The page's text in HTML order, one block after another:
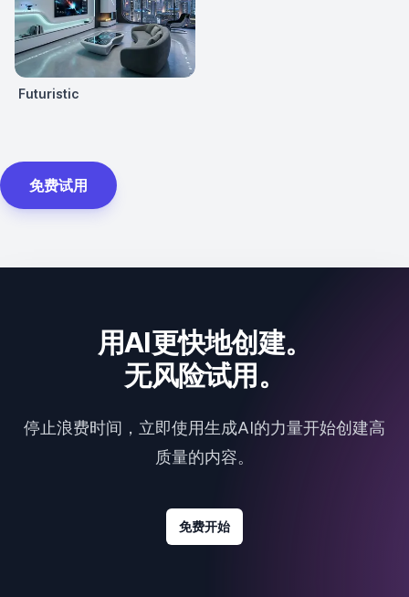
Futuristic
免费试用
用AI更快地创建。
无风险试用。
停止浪费时间，立即使用生成AI的力量开始创建高
质量的内容。
免费开始